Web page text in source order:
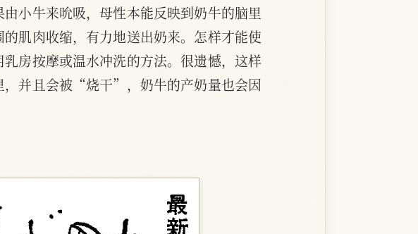
小牛来吮吸，母性本能反映到奶牛的脑里
肌肉收缩，有力地送出奶来。怎样才能使
房按摩或温水冲洗的方法。很遗憾，这样
并且会被“烧干”，奶牛的产奶量也会因